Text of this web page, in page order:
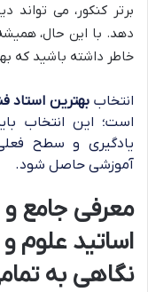
برتر کنکور، می تواند
دهد. با این حال،
خاطر داشته باشید که
انتخاببهترین استاد
است؛ این انتخاب
یادگیری و سطح
آموزشی حاصل شود.
معرفی جامع
اساتید علوم
نگاهی به